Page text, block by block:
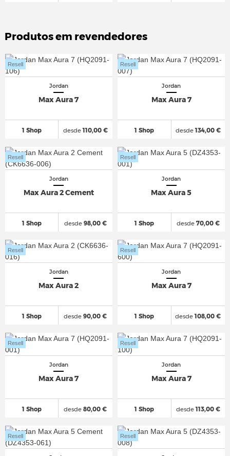
Produtos em revendedores
Jordan
Max Aura 7
1 Shop
Resell
desde110,00 €
Jordan
Max Aura 7
1 Shop
Resell
desde134,00 €
Jordan
Max Aura 2 Cement
1 Shop
Resell
desde98,00 €
Jordan
Max Aura 5
1 Shop
Resell
desde70,00 €
Jordan
Max Aura 2
1 Shop
Resell
desde 90,00 €
Jordan
Max Aura 7
1 Shop
Resell
desde108,00 €
Jordan
Max Aura 7
1 Shop
Resell
desde 80,00 €
Jordan
Max Aura 7
1 Shop
Resell
desde113,00 €
Resell Resell